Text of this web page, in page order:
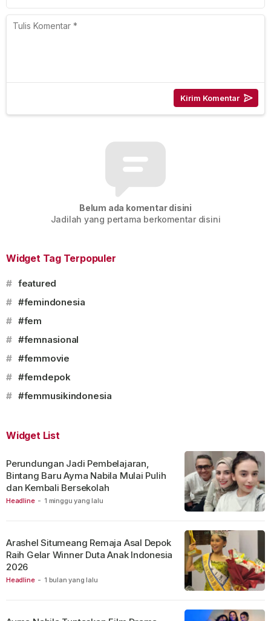
Belum ada komentar disini
Jadilah yang pertama berkomentar disini
Widget Tag Terpopuler
# featured
# #femindonesia
# #fem
# #femnasional
# #femmovie
# #femdepok
# #femmusikindonesia
Widget List
Headline - 1 minggu yang lalu
Perundungan Jadi Pembelajaran,
Bintang Baru Ayma Nabila Mulai Pulih
dan Kembali Bersekolah
Headline - 1 bulan yang lalu
Arashel Situmeang Remaja Asal Depok
Raih Gelar Winner Duta Anak Indonesia
2026